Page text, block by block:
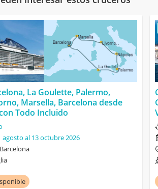
La Goulette, Palermo,
Marsella, Barcelona desde
Todo Incluido
agosto al 13 octubre 2026